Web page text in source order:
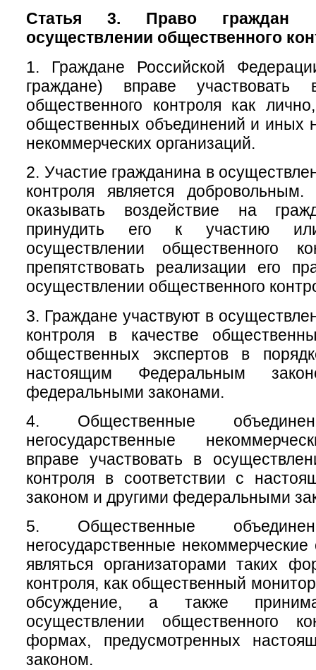
Статья 3. Право граждан
осуществлении общественного
1. Граждане Российской
граждане) вправе участвовать
общественного контроля как
общественных объединений и иных
некоммерческих организаций.
2. Участие гражданина в
контроля является
оказывать воздействие на
принудить его к участию
осуществлении общественного
препятствовать реализации его
осуществлении общественного
3. Граждане участвуют в
контроля в качестве
общественных экспертов в
настоящим Федеральным
федеральными законами.
4. Общественные
негосударственные
вправе участвовать в
контроля в соответствии с
законом и другими федеральными
5. Общественные
негосударственные некоммерческие
являться организаторами таких
контроля, как общественный
обсуждение, а также
осуществлении общественного
формах, предусмотренных
законом.